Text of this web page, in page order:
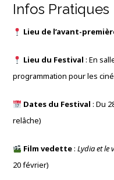
Infos Pratiques
Lieu de l’avant-
Lieu du Festival : En
programmation pour les
Dates du Festival : Du
relâche)
Film vedette:Lydia et le
20 février)